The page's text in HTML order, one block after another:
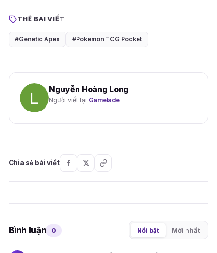
THẺ BÀI VIẾT
#Genetic Apex #Pokemon TCG Pocket
Nguyễn Hoàng Long
Người viết tại Gamelade
Chia sẻ bài viết
Bình luận 0 Nổi bật Mới nhất